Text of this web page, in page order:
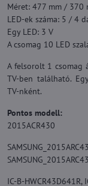
Méret: 477 mm / 370
LED-ek száma: 5 / 4
Egy LED: 3 V
A csomag 10 LED
A felsorolt 1 csomag
TV-ben található.
TV-nként.
Pontos modell:
2015ACR430
IC-B-HWCR43D641R,